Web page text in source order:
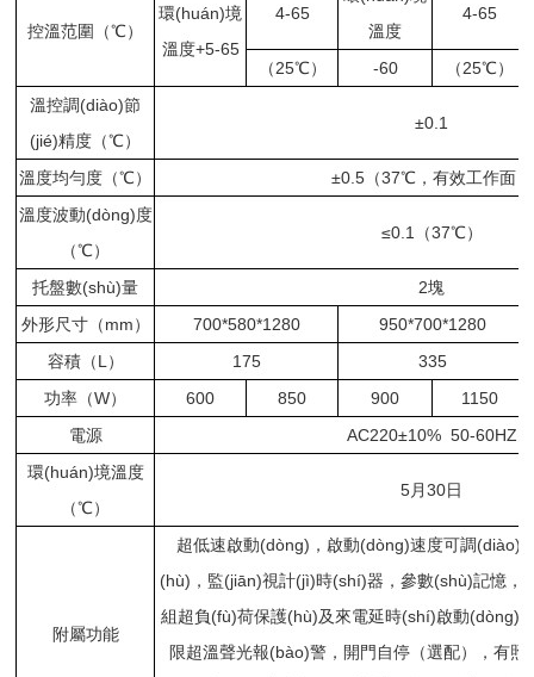
控溫范圍（℃）
環(huán)境
溫度+5-65
4-65
溫度
4-65
（25℃）
-60
（25℃）
溫控調(diào)節
(jié)精度（℃）
±0.1
溫度均勻度（℃）
±0.5（37℃，有效工作面）
溫度波動(dòng)度
（℃）
≤0.1（37℃）
托盤數(shù)量
2塊
外形尺寸（mm）
700*580*1280
950*700*1280
容積（L）
175
335
功率（W）
600 850 900
1150
電源
AC220±10% 50-60HZ
環(huán)境溫度
（℃）
5月30日
附屬功能
超低速啟動(dòng)，啟動(dòng)速度可調(diào)
(hù)，監(jiān)視計(jì)時(shí)器，參數(shù)記憶，
組超負(fù)荷保護(hù)及來電延時(shí)啟動(dòng)
限超溫聲光報(bào)警，開門自停（選配），有